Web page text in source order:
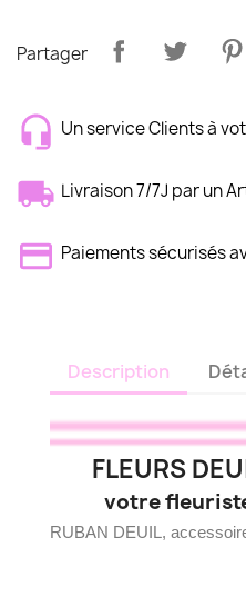
Partager
Un service Clients à
Livraison 7/7J par un
Paiements sécurisés
Description
FLEURS
votre
RUBAN DEUIL,